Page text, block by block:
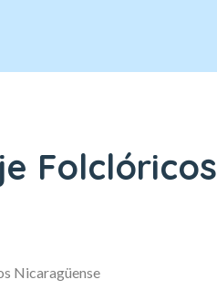
Folclóricos
Nicaragüense